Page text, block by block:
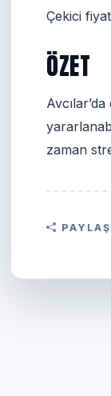
Çekici
ÖZET
zaman
PAYLAŞ